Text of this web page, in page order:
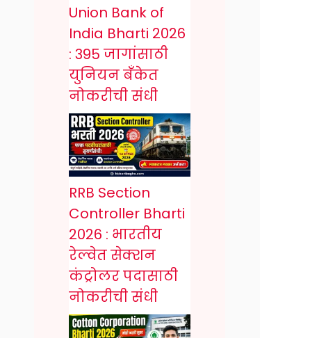
Union Bank of
India Bharti 2026
: 395 जागांसाठी
युनियन बँकेत
नोकरीची संधी
RRB Section
Controller Bharti
2026 : भारतीय
रेल्वेत सेक्शन
कंट्रोलर पदासाठी
नोकरीची संधी